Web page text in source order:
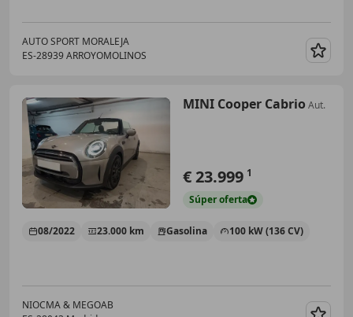
AUTO SPORT MORALEJA
ES-28939 ARROYOMOLINOS
MINI Cooper Cabrio Aut.
€ 23.999 1
Súperoferta
08/2022 23.000 km Gasolina 100 kW (136 CV)
NIOCMA & MEGOAB